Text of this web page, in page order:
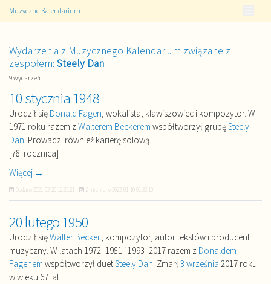
Muzyczne Kalendarium
Wydarzenia z Muzycznego Kalendarium związane z
zespołem: Steely Dan
9 wydarzeń
10 stycznia 1948
Urodził się Donald Fagen; wokalista, klawiszowiec i kompozytor. W
1971 roku razem zWalterem Beckerem współtworzył grupęSteely
Dan. Prowadzi również karierę solową.
[78. rocznica]
Więcej →
Dodano 2021-02-20 12:32:21 Zmieniono 2022-01-10 01:33:10
20 lutego 1950
Urodził sięWalter Becker; kompozytor, autor tekstów i producent
muzyczny. W latach 1972–1981 i 1993–2017 razem z Donaldem
Fagenem współtworzył duetSteely Dan. Zmarł3 września 2017 roku
w wieku 67 lat.